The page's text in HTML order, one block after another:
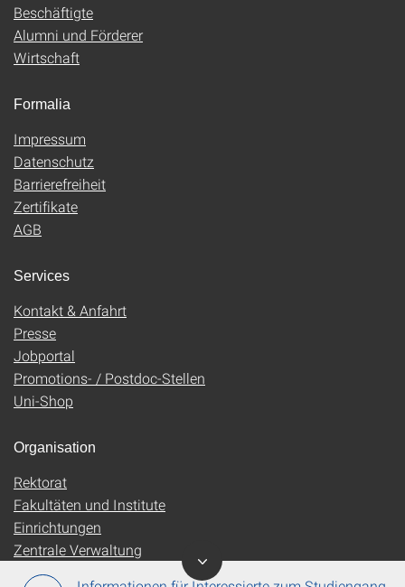
Beschäftigte
Alumni und Förderer
Wirtschaft
Formalia
Impressum
Datenschutz
Barrierefreiheit
Zertifikate
AGB
Services
Kontakt & Anfahrt
Presse
Jobportal
Promotions- / Postdoc-Stellen
Uni-Shop
Organisation
Rektorat
Fakultäten und Institute
Einrichtungen
Zentrale Verwaltung